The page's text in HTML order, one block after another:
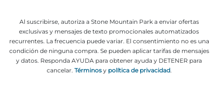
Al suscribirse, autoriza a Stone Mountain Park a enviar ofertas
exclusivas y mensajes de texto promocionales automatizados
recurrentes. La frecuencia puede variar. El consentimiento no es una
condición de ninguna compra. Se pueden aplicar tarifas de mensajes
y datos. Responda AYUDA para obtener ayuda y DETENER para
cancelar. Términosy política de privacidad.